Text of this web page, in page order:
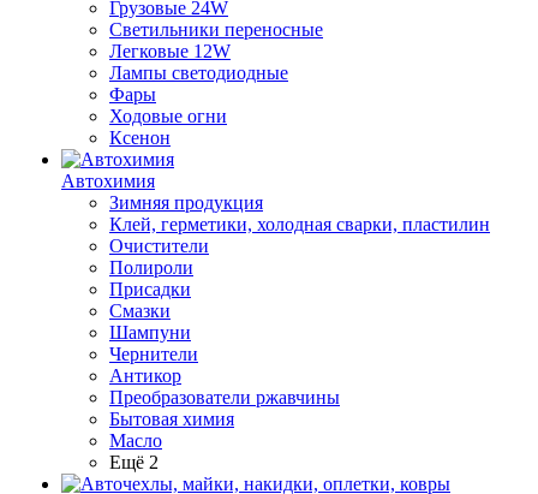
Грузовые 24W
Светильники переносные
Легковые 12W
Лампы светодиодные
Фары
Ходовые огни
Ксенон
Автохимия
Зимняя продукция
Клей, герметики, холодная сварки, пластилин
Очистители
Полироли
Присадки
Смазки
Шампуни
Чернители
Антикор
Преобразователи ржавчины
Бытовая химия
Масло
Ещё 2